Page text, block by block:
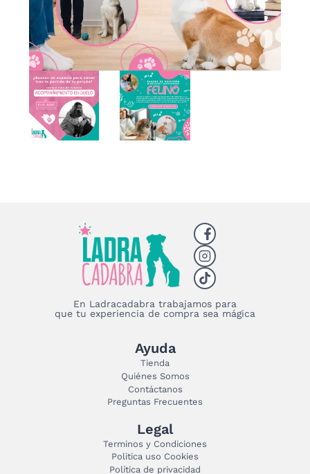
En Ladracadabra trabajamos para
que tu experiencia de compra sea mágica
Ayuda
Tienda
Quiénes Somos
Contáctanos
Preguntas Frecuentes
Legal
Terminos y Condiciones
Politica uso Cookies
Política de privacidad